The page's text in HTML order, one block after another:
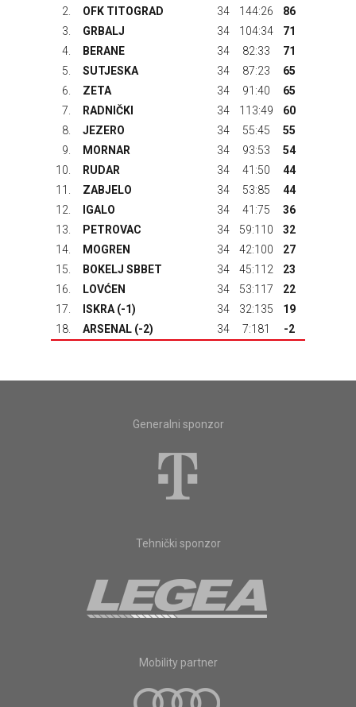
2.
OFK TITOGRAD 34 144:26
86
3.
GRBALJ 34 104:34
71
4.
BERANE 34 82:33
71
5.
SUTJESKA 34 87:23
65
6.
ZETA 34 91:40
65
7.
RADNIČKI 34 113:49
60
8.
JEZERO 34 55:45
55
9.
MORNAR 34 93:53
54
10.
RUDAR 34 41:50
44
11.
ZABJELO 34 53:85
44
12.
IGALO 34 41:75
36
13.
PETROVAC 34 59:110
32
14.
MOGREN 34 42:100
27
15.
BOKELJ SBBET 34 45:112
23
16.
LOVĆEN 34 53:117
22
17.
ISKRA (-1) 34 32:135
19
18.
ARSENAL (-2) 34 7:181 -2
Generalni sponzor
Tehnički sponzor
Mobility partner